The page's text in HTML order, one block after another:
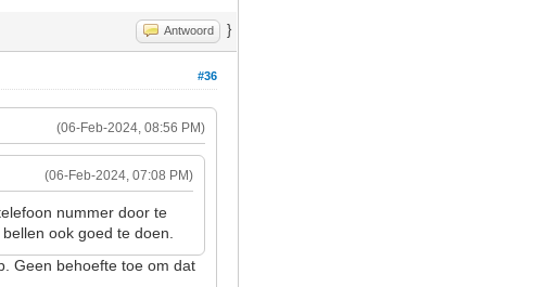
Antwoord }
#36
(06-Feb-2024, 08:56 PM)
(06-Feb-2024, 07:08 PM)
nummer door te
ook goed te doen.
Geen behoefte toe om dat